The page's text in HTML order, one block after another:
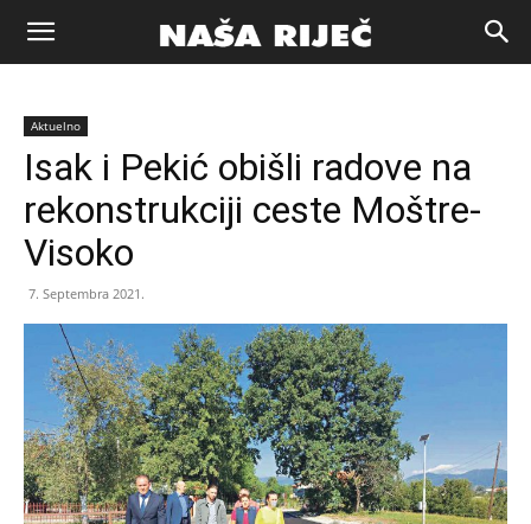
Naša
riječ
Zenica
Aktuelno
Isak i Pekić obišli radove na
rekonstrukciji ceste Moštre-
Visoko
7. Septembra 2021.